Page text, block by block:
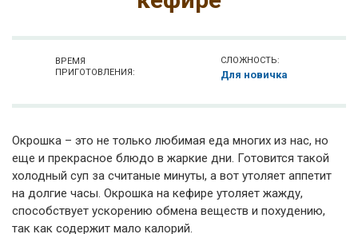
ВРЕМЯ
ПРИГОТОВЛЕНИЯ:
СЛОЖНОСТЬ:
Для новичка
Окрошка – это не только любимая еда многих из нас, но
еще и прекрасное блюдо в жаркие дни. Готовится такой
холодный суп за считаные минуты, а вот утоляет аппетит
на долгие часы. Окрошка на кефире утоляет жажду,
способствует ускорению обмена веществ и похудению,
так как содержит мало калорий.